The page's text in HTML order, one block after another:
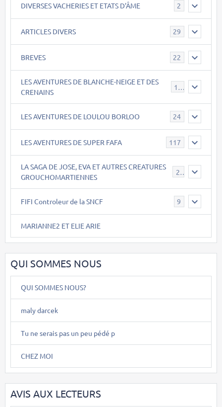
DIVERSES VACHERIES ET ETATS D'ÂME 2
ARTICLES DIVERS 29
BREVES 22
LES AVENTURES DE BLANCHE-NEIGE ET DES
CRENAINS
17
LES AVENTURES DE LOULOU BORLOO 24
LES AVENTURES DE SUPER FAFA 117
LA SAGA DE JOSE, EVA ET AUTRES CREATURES
GROUCHOMARTIENNES
26
FIFI Controleur de la SNCF 9
MARIANNE2 ET ELIE ARIE
QUI SOMMES NOUS
QUI SOMMES NOUS?
maly darcek
Tu ne serais pas un peu pédé p
CHEZ MOI
AVIS AUX LECTEURS